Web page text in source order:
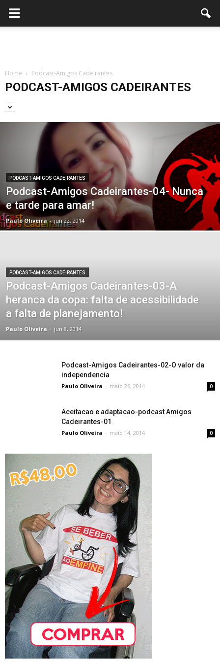
Home Podcast-Amigos Cadeirantes
PODCAST-AMIGOS CADEIRANTES
PODCAST-AMIGOS CADEIRANTES
Podcast-Amigos Cadeirantes-04- Nunca
e tarde para amar!
Paulo Oliveira - jun 22, 2014
PODCAST-AMIGOS CADEIRANTES
Podcast-Amigos Cadeirantes-03-A
heranca da copa: falta de acessibilidade
a falta de planejamento!
Paulo Oliveira - jun 8, 2014
Podcast-Amigos Cadeirantes-02-O valor da
independencia
Paulo Oliveira - maio 26, 2014 0
Aceitacao e adaptacao-podcast Amigos
Cadeirantes-01
Paulo Oliveira - maio 14, 2014 0